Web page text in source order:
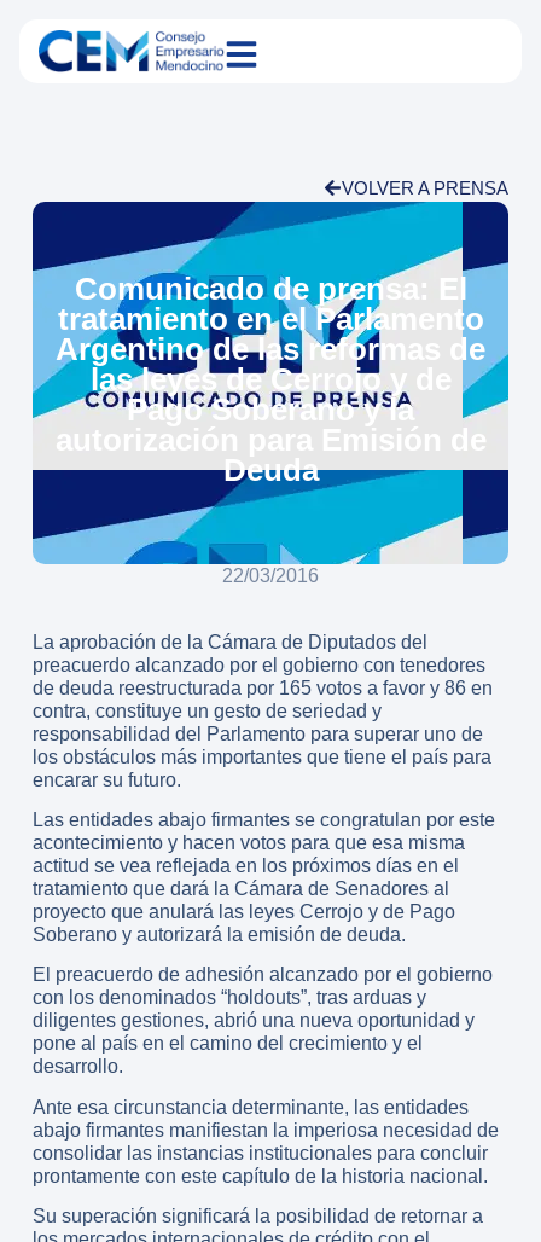
VOLVER A PRENSA
Comunicado de prensa: El
tratamiento en el Parlamento
Argentino de las reformas de
las leyes de Cerrojo y de
Pago Soberano y la
autorización para Emisión de
Deuda
22/03/2016
La aprobación de la Cámara de Diputados del
preacuerdo alcanzado por el gobierno con tenedores
de deuda reestructurada por 165 votos a favor y 86 en
contra, constituye un gesto de seriedad y
responsabilidad del Parlamento para superar uno de
los obstáculos más importantes que tiene el país para
encarar su futuro.
Las entidades abajo firmantes se congratulan por este
acontecimiento y hacen votos para que esa misma
actitud se vea reflejada en los próximos días en el
tratamiento que dará la Cámara de Senadores al
proyecto que anulará las leyes Cerrojo y de Pago
Soberano y autorizará la emisión de deuda.
El preacuerdo de adhesión alcanzado por el gobierno
con los denominados “holdouts”, tras arduas y
diligentes gestiones, abrió una nueva oportunidad y
pone al país en el camino del crecimiento y el
desarrollo.
Ante esa circunstancia determinante, las entidades
abajo firmantes manifiestan la imperiosa necesidad de
consolidar las instancias institucionales para concluir
prontamente con este capítulo de la historia nacional.
Su superación significará la posibilidad de retornar a